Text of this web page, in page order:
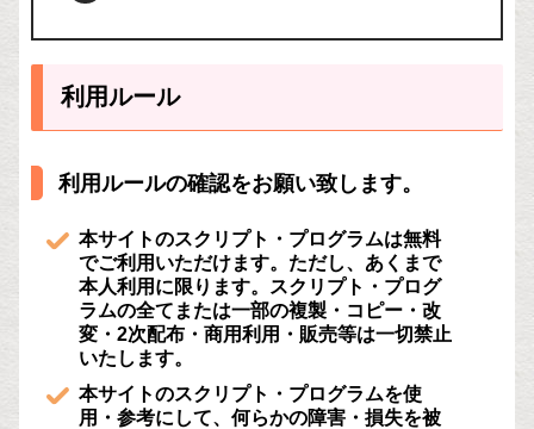
利用ルール
利用ルールの確認をお願い致します。
本サイトのスクリプト・プログラムは無料
でご利用いただけます。ただし、あくまで
本人利用に限ります。スクリプト・プログ
ラムの全てまたは一部の複製・コピー・改
変・2次配布・商用利用・販売等は一切禁止
いたします。
本サイトのスクリプト・プログラムを使
用・参考にして、何らかの障害・損失を被